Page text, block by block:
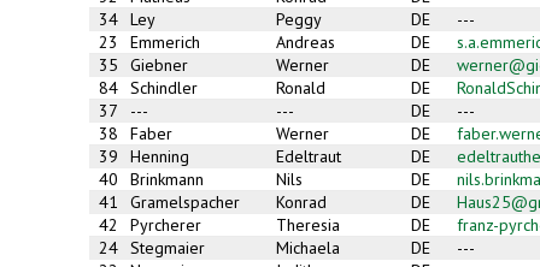
34 Ley Peggy DE
---
23
Emmerich Andreas DE
35
Giebner Werner DE
84 Schindler Ronald DE
37
--- --- DE
---
38
Faber Werner DE
39
Henning Edeltraut DE
40
Brinkmann Nils DE
41
Gramelspacher Konrad DE
42
Pyrcherer Theresia DE
franz-
24 Stegmaier Michaela DE
---